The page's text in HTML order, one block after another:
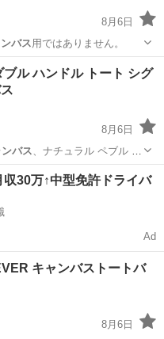
8月6日
バス用ではありません。
ブル ハンドル トート シグ
8月6日
バス、ナチュラル ペブル レ
ハンドル
収30万↑中型免許ドライバ
Ad
キャンバストートバ
8月6日